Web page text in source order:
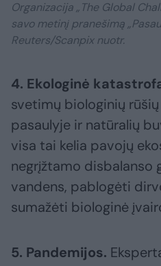
Organizacija „The Global
savo metinį pranešimą
Reuters/Scanpix nuotr.
4. Ekologinė
svetimų biologinių
pasaulyje ir natūralių
visa tai kelia pavojų
negrįžtamo disbalanso
vandens, pablogėti
sumažėti biologinė
5. Pandemijos.